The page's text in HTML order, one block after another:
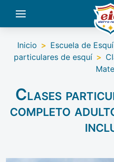
Inicio > Escuela de
particulares de esquí >
Clases
completo